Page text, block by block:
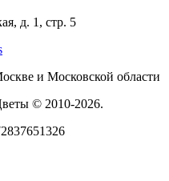
д. 1, стр. 5
и Московской области
© 2010-2026.